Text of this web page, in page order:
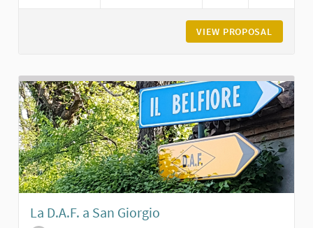
VIEW PROPOSAL
La D.A.F. a San Giorgio